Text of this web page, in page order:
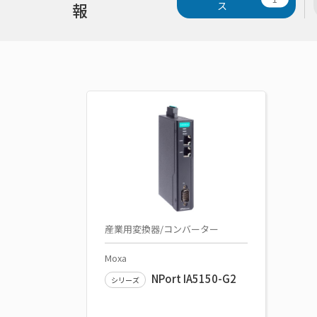
報
ス
産業用変換器/コンバーター
Moxa
シリーズ NPort IA5150-G2